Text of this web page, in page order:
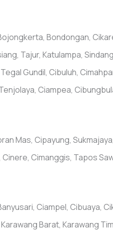
Bondongan,
Tajur, Katulampa,
Gundil, Cibuluh,
Ciampea,
Mas, Cipayung,
Cimanggis, Tapos
Ciampel, Cibuaya,
Barat, Karawang